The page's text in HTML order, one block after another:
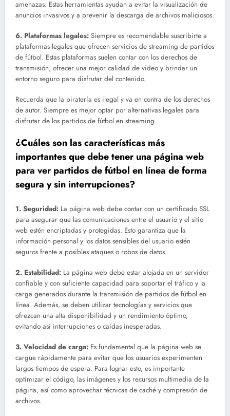
amenazas. Estas herramientas ayudan a evitar la visualización de
anuncios invasivos y a prevenir la descarga de archivos maliciosos.
6. Plataformas legales: Siempre es recomendable suscribirte a
plataformas legales que ofrecen servicios de streaming de partidos
de fútbol. Estas plataformas suelen contar con los derechos de
transmisión, ofrecer una mejor calidad de video y brindar un
entorno seguro para disfrutar del contenido.
Recuerda que la piratería es ilegal y va en contra de los derechos
de autor. Siempre es mejor optar por alternativas legales para
disfrutar de los partidos de fútbol en streaming.
¿Cuáles son las características más
importantes que debe tener una página web
para ver partidos de fútbol en línea de forma
segura y sin interrupciones?
1. Seguridad: La página web debe contar con un certificado SSL
para asegurar que las comunicaciones entre el usuario y el sitio
web estén encriptadas y protegidas. Esto garantiza que la
información personal y los datos sensibles del usuario estén
seguros frente a posibles ataques o robos de datos.
2. Estabilidad: La página web debe estar alojada en un servidor
confiable y con suficiente capacidad para soportar el tráfico y la
carga generados durante la transmisión de partidos de fútbol en
línea. Además, se deben utilizar tecnologías y servicios que
ofrezcan una alta disponibilidad y un rendimiento óptimo,
evitando así interrupciones o caídas inesperadas.
3. Velocidad de carga: Es fundamental que la página web se
cargue rápidamente para evitar que los usuarios experimenten
largos tiempos de espera. Para lograr esto, es importante
optimizar el código, las imágenes y los recursos multimedia de la
página, así como aprovechar técnicas de caché y compresión de
archivos.